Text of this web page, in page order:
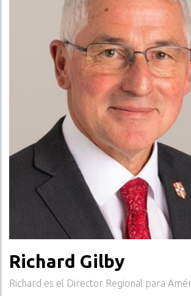
Richard Gilby
Richard es el Director Regional para